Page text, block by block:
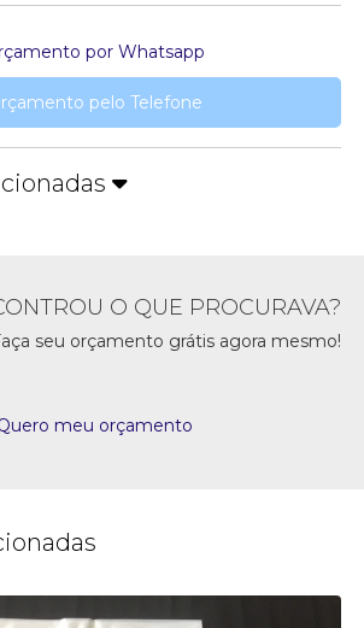
por Whatsapp
pelo Telefone
O QUE PROCURAVA?
seu orçamento grátis agora mesmo!
meu orçamento